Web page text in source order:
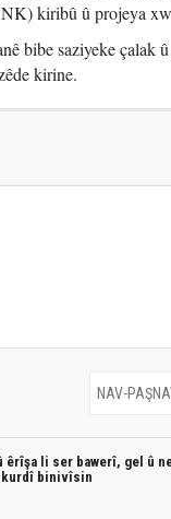
kiribû û projeya
bibe saziyeke çalak
kirine.
li ser bawerî, gel û
binivîsin